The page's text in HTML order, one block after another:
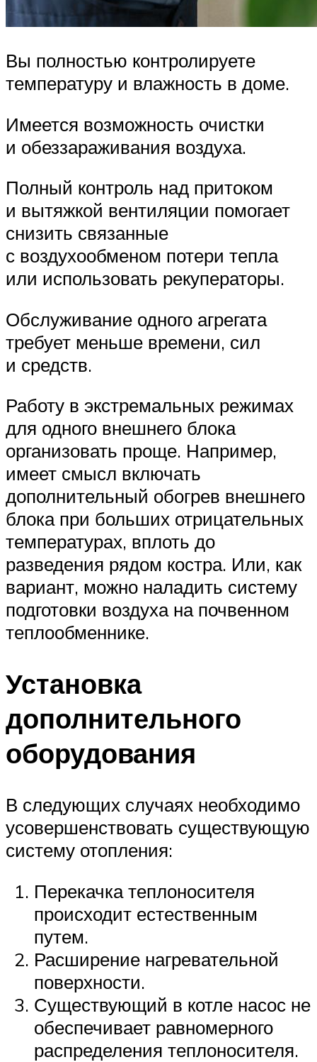
Вы полностью контролируете
температуру и влажность в доме.
Имеется возможность очистки
и обеззараживания воздуха.
Полный контроль над притоком
и вытяжкой вентиляции помогает
снизить связанные
с воздухообменом потери тепла
или использовать рекуператоры.
Обслуживание одного агрегата
требует меньше времени, сил
и средств.
Работу в экстремальных режимах
для одного внешнего блока
организовать проще. Например,
имеет смысл включать
дополнительный обогрев внешнего
блока при больших отрицательных
температурах, вплоть до
разведения рядом костра. Или, как
вариант, можно наладить систему
подготовки воздуха на почвенном
теплообменнике.
Установка
дополнительного
оборудования
В следующих случаях необходимо
усовершенствовать существующую
систему отопления:
Перекачка теплоносителя
происходит естественным
путем.
Расширение нагревательной
поверхности.
Существующий в котле насос не
обеспечивает равномерного
распределения теплоносителя.